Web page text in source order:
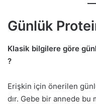
Günlük
Klasik bilgilere göre
?
Erişkin için önerilen
dır. Gebe bir annede bu